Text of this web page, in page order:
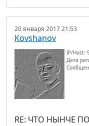
20 января 2017 21:53
Kovshanov
IP/Host:
Дата
RE: ЧТО НЫНЧЕ